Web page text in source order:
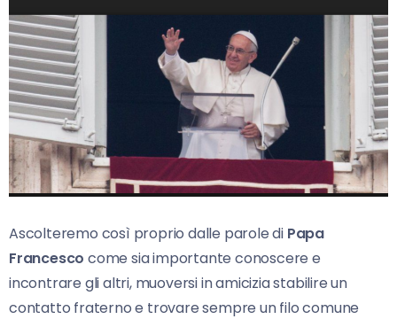
Ascolteremo così proprio dalle parole di Papa
Francesco come sia importante conoscere e
incontrare gli altri, muoversi in amicizia stabilire un
contatto fraterno e trovare sempre un filo comune